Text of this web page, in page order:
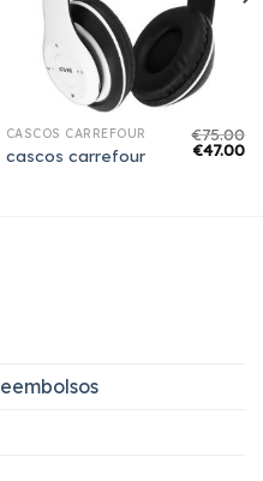
CASCOS CARREFOUR
cascos carrefour
€75.00
€47.00